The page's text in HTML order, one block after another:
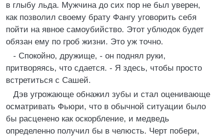
в глыбу льда. Мужчина до сих пор не был уверен,
как позволил своему брату Фангу уговорить себя
пойти на явное самоубийство. Этот ублюдок будет
обязан ему по гроб жизни. Это уж точно.
- Спокойно, дружище, - он поднял руки,
притворяясь, что сдается. - Я здесь, чтобы просто
встретиться с Сашей.
Дэв угрожающе обнажил зубы и стал оценивающе
осматривать Фьюри, что в обычной ситуации было
бы расценено как оскорбление, и медведь
определенно получил бы в челюсть. Черт побери,